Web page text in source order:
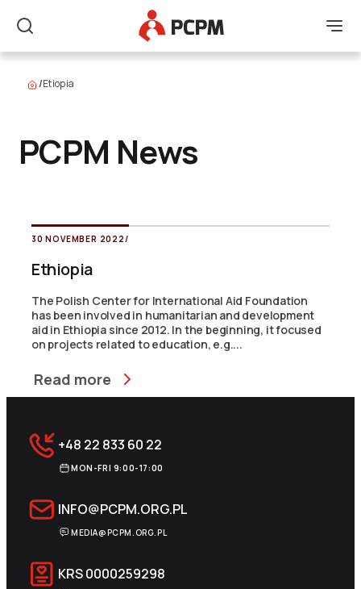
Search
Main Logo
/Etiopia
PCPM News
30 NOVEMBER 2022 /
Ethiopia
The Polish Center for International Aid Foundation
has been involved in humanitarian and development
aid in Ethiopia since 2012. In the beginning, it focused
on projects related to education, e.g....
Read more
+48 22 833 60 22
MON-FRI 9:00-17:00
INFO@PCPM.ORG.PL
MEDIA@PCPM.ORG.PL
KRS0000259298